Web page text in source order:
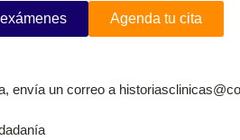
Agenda tu cita
envía un correo a